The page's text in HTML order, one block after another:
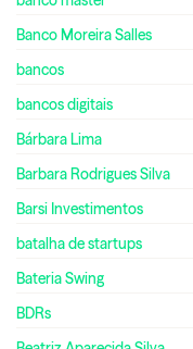
Banco Moreira Salles
bancos
bancos digitais
Bárbara Lima
Barbara Rodrigues Silva
Barsi Investimentos
batalha de startups
Bateria Swing
BDRs